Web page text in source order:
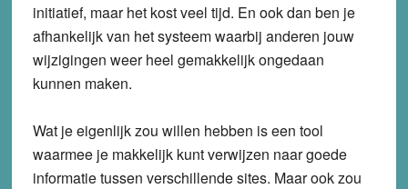
initiatief, maar het kost veel tijd. En ook dan ben je
afhankelijk van het systeem waarbij anderen jouw
wijzigingen weer heel gemakkelijk ongedaan
kunnen maken.
Wat je eigenlijk zou willen hebben is een tool
waarmee je makkelijk kunt verwijzen naar goede
informatie tussen verschillende sites. Maar ook zou